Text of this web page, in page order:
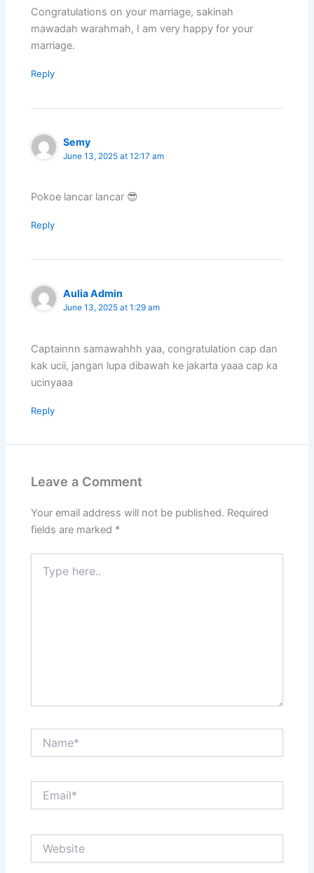
Congratulations on your marriage, sakinah
mawadah warahmah, I am very happy for your
marriage.
Reply
Semy
June 13, 2025 at 12:17 am
Pokoe lancar lancar 😎
Reply
Aulia Admin
June 13, 2025 at 1:29 am
Captainnn samawahhh yaa, congratulation cap dan
kak ucii, jangan lupa dibawah ke jakarta yaaa cap ka
ucinyaaa
Reply
Leave a Comment
Your email address will not be published. Required
fields are marked *
here..